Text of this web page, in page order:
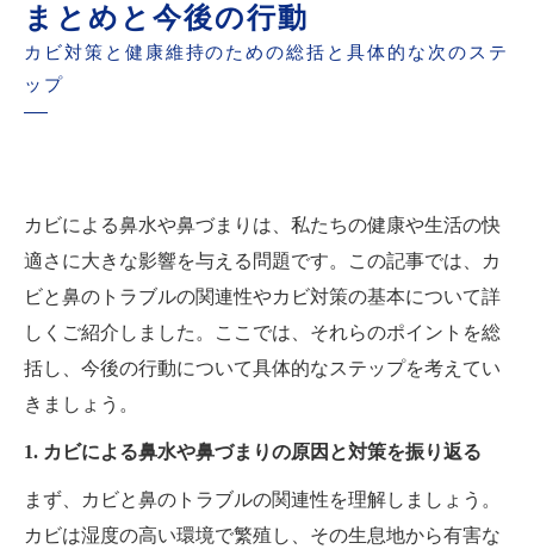
まとめと今後の行動
カビ対策と健康維持のための総括と具体的な次のステ
ップ
カビによる鼻水や鼻づまりは、私たちの健康や生活の快
適さに大きな影響を与える問題です。この記事では、カ
ビと鼻のトラブルの関連性やカビ対策の基本について詳
しくご紹介しました。ここでは、それらのポイントを総
括し、今後の行動について具体的なステップを考えてい
きましょう。
1. カビによる鼻水や鼻づまりの原因と対策を振り返る
まず、カビと鼻のトラブルの関連性を理解しましょう。
カビは湿度の高い環境で繁殖し、その生息地から有害な